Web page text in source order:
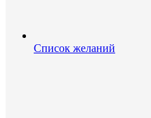
Список желаний